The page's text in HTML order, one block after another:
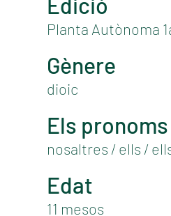
Planta Autònoma
Gènere
dioic
Els pronoms
nosaltres / ells /
Edat
11 mesos